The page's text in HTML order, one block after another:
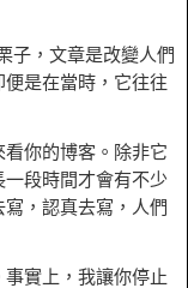
子，文章是改變人們
是在當時，它往往
你的博客。除非它
段時間才會有不少
，認真去寫，人們
實上，我讓你停止